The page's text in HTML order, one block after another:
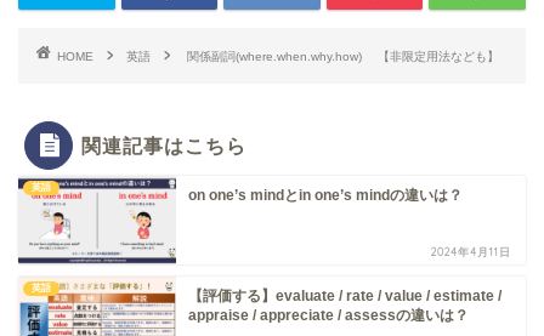
HOME 英語 関係副詞(where.when.why.how) 【非限定用法なども】
関連記事はこちら
英語 on one’s mindとin one’s mindの違いは？
2024年4月11日
英語
【評価する】evaluate / rate / value / estimate /
appraise / appreciate / assessの違いは？